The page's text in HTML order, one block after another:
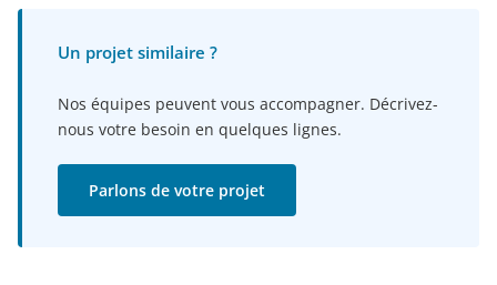
Un projet similaire ?
Nos équipes peuvent vous accompagner. Décrivez-
nous votre besoin en quelques lignes.
Parlons de votre projet